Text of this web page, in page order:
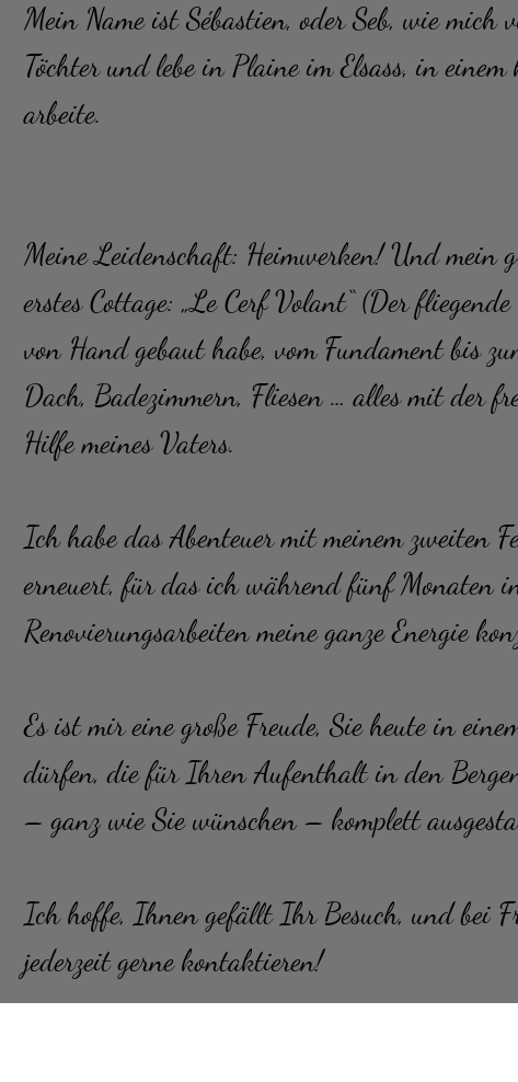
Mein Name ist Sébastien, oder Seb, wie mich
Töchter und lebe in Plaine im Elsass, in
arbeite.
Meine Leidenschaft: Heimwerken! Und mein
erstes Cottage: „Le Cerf Volant“ (Der
von Hand gebaut habe, vom Fundament bis
Dach, Badezimmern, Fliesen … alles mit der
Hilfe meines Vaters.
Ich habe das Abenteuer mit meinem zweiten
erneuert, für das ich während fünf Monaten
Renovierungsarbeiten meine ganze Energie
Es ist mir eine große Freude, Sie heute in
dürfen, die für Ihren Aufenthalt in den
– ganz wie Sie wünschen – komplett
Ich hoffe, Ihnen gefällt Ihr Besuch, und bei
jederzeit gerne kontaktieren!